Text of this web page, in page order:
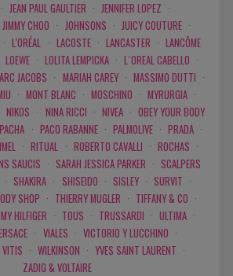
· JEAN PAUL GAULTIER · JENNIFER LOPEZ ·
JIMMY CHOO · JOHNSONS · JUICY COUTURE ·
· L'ORÉAL · LACOSTE · LANCASTER · LANCÔME
LOEWE · LOLITA LEMPICKA · L`OREAL CABELLO ·
JACOBS · MARIAH CAREY · MASSIMO DUTTI ·
· MONT BLANC · MOSCHINO · MYRURGIA ·
NIKOS · NINA RICCI · NIVEA · OBEY YOUR BODY
PACHA · PACO RABANNE · PALMOLIVE · PRADA ·
· RITUAL · ROBERTO CAVALLI · ROCHAS ·
SAUCIS · SARAH JESSICA PARKER · SCALPERS
· SHAKIRA · SHISEIDO · SISLEY · SURVIT ·
SHOP · THIERRY MUGLER · TIFFANY & CO ·
HILFIGER · TOUS · TRUSSARDI · ULTIMA ·
· VIALES · VICTORIO Y LUCCHINO ·
VITIS · WILKINSON · YVES SAINT LAURENT ·
ZADIG & VOLTAIRE